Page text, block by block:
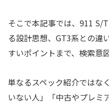
そこで本記事では、911 S/
る設計思想、GT3系との違
すいポイントまで、検索意
単なるスペック紹介ではな
いない人」「中古やプレミ